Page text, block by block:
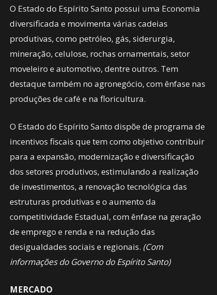
O Estado do Espírito Santo possui uma Economia
diversificada e movimenta várias cadeias
produtivas, como petróleo, gás, siderurgia,
mineração, celulose, rochas ornamentais, setor
moveleiro e automotivo, dentre outros. Tem
destaque também no agronegócio, com ênfase nas
produções de café e na floricultura.
O Estado do Espírito Santo dispõe de programa de
incentivos fiscais que tem como objetivo contribuir
para a expansão, modernização e diversificação
dos setores produtivos, estimulando a realização
de investimentos, a renovação tecnológica das
estruturas produtivas e o aumento da
competitividade Estadual, com ênfase na geração
de emprego e renda e na redução das
desigualdades sociais e regionais. (Com
informações do Governo do Espírito Santo)
MERCADO